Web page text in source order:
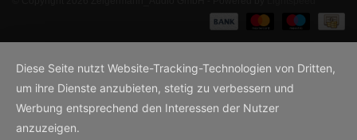
Diese Seite nutzt Website-Tracking-Technologien von Dritten,
um ihre Dienste anzubieten, stetig zu verbessern und
Werbung entsprechend den Interessen der Nutzer
anzuzeigen.